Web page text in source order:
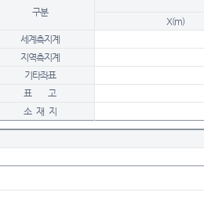
구분
X(m)
세계측지계
지역측지계
기타좌표
표 고
소 재 지